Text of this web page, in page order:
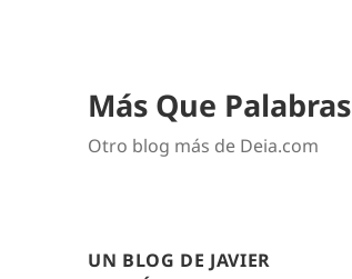
Más Que Palabras
Otro blog más de Deia.com
UN BLOG DE JAVIER